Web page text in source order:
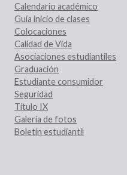
Calendario académico
Guía inicio de clases
Colocaciones
Calidad de Vida
Asociaciones estudiantiles
Graduación
Estudiante consumidor
Seguridad
Título IX
Galería de fotos
Boletín estudiantil